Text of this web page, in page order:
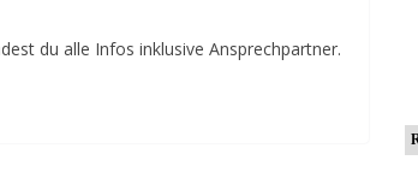
du alle Infos inklusive Ansprechpartner.